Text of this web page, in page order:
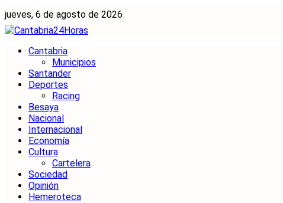
jueves, 6 de agosto de 2026
Cantabria
Municipios
Santander
Deportes
Racing
Besaya
Nacional
Internacional
Economía
Cultura
Cartelera
Sociedad
Opinión
Hemeroteca